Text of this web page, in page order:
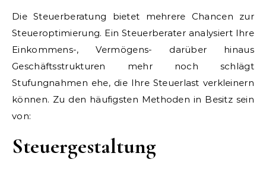
Die Steuerberatung bietet mehrere Chancen zur
Steueroptimierung. Ein Steuerberater analysiert Ihre
Einkommens-, Vermögens- darüber hinaus
Geschäftsstrukturen mehr noch schlägt
Stufungnahmen ehe, die Ihre Steuerlast verkleinern
können. Zu den häufigsten Methoden in Besitz sein
von:
Steuergestaltung